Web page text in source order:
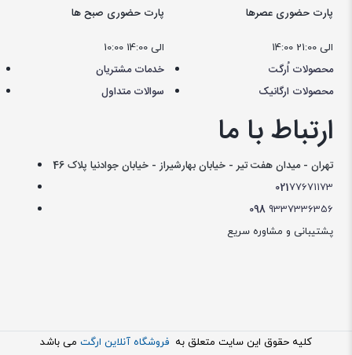
پارت حضوری صبح ها
10:00 الی 14:00
پارت حضوری عصرها
14:00 الی 21:00
خدمات مشتریان
سوالات متداول
محصولات اُرگت
محصولات ارگانیک
ارتباط با ما
تهران - میدان هفت تیر - خیابان بهارشیراز - خیابان جوادنیا پلاک 46
02177671173
098 9337336356
پشتیبانی و مشاوره سریع
کليه حقوق اين سايت متعلق به فروشگاه آنلاین ارگت می باشد